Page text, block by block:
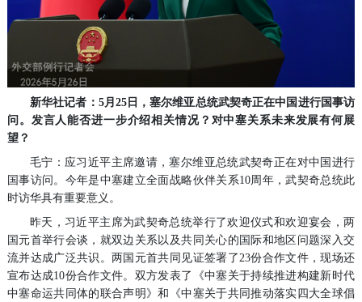
新华社记者：5月25日，塞尔维亚总统武契奇正在中国进行国事访
问。发言人能否进一步介绍相关情况？对中塞关系未来发展有何展
望？
毛宁：应习近平主席邀请，塞尔维亚总统武契奇正在对中国进行
国事访问。今年是中塞建立全面战略伙伴关系10周年，武契奇总统此
时访华具有重要意义。
昨天，习近平主席为武契奇总统举行了欢迎仪式和欢迎宴会，两
国元首举行会谈，就双边关系以及共同关心的国际和地区问题深入交
流并达成广泛共识。两国元首共同见证签署了23份合作文件，现场还
宣布达成10份合作文件。双方发表了《中塞关于持续推进构建新时代
中塞命运共同体的联合声明》和《中塞关于共同推动落实四大全球倡